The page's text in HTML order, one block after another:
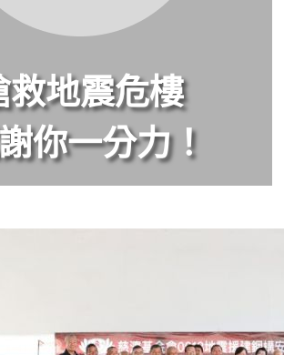
救地震危樓
你一分力！